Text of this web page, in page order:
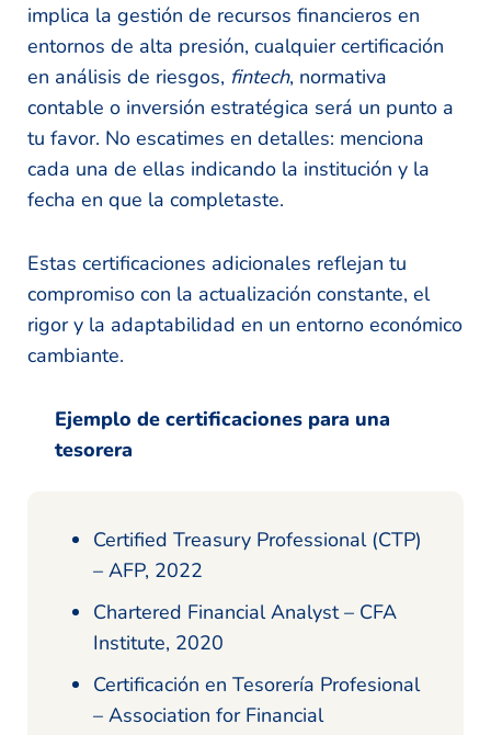
implica la gestión de recursos financieros en
entornos de alta presión, cualquier certificación
en análisis de riesgos, fintech, normativa
contable o inversión estratégica será un punto a
tu favor. No escatimes en detalles: menciona
cada una de ellas indicando la institución y la
fecha en que la completaste.
Estas certificaciones adicionales reflejan tu
compromiso con la actualización constante, el
rigor y la adaptabilidad en un entorno económico
cambiante.
Ejemplo de certificaciones para una
tesorera
Certified Treasury Professional (CTP)
– AFP, 2022
Chartered Financial Analyst – CFA
Institute, 2020
Certificación en Tesorería Profesional
– Association for Financial